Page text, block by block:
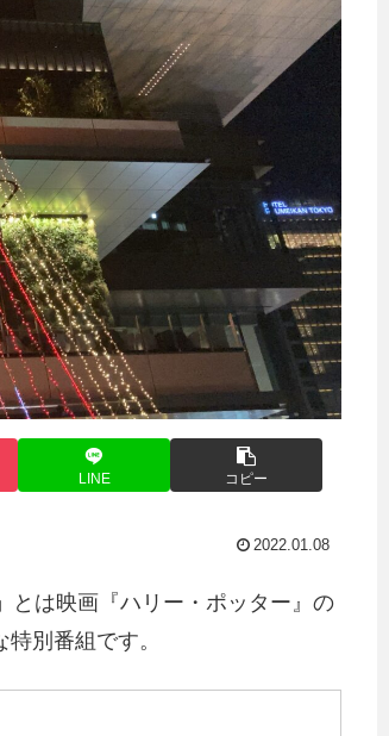
LINE コピー
2022.01.08
とは映画『ハリー・ポッター』の
別番組です。